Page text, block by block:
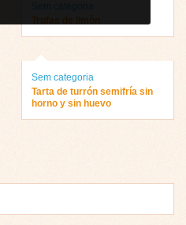
Sem categoria
Tarta de turrón semifría sin
horno y sin huevo